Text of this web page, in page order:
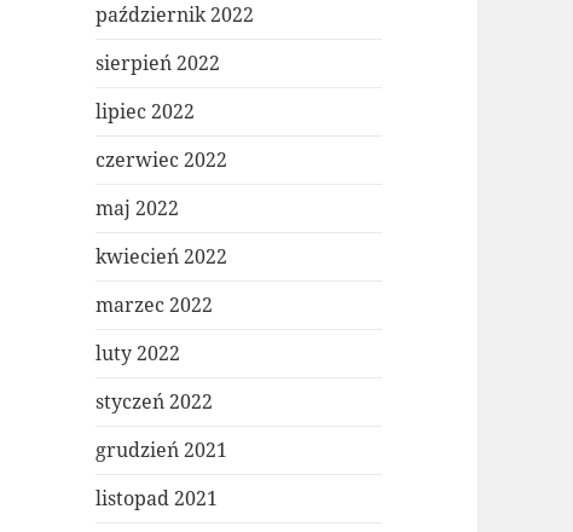
październik 2022
sierpień 2022
lipiec 2022
czerwiec 2022
maj 2022
kwiecień 2022
marzec 2022
luty 2022
styczeń 2022
grudzień 2021
listopad 2021